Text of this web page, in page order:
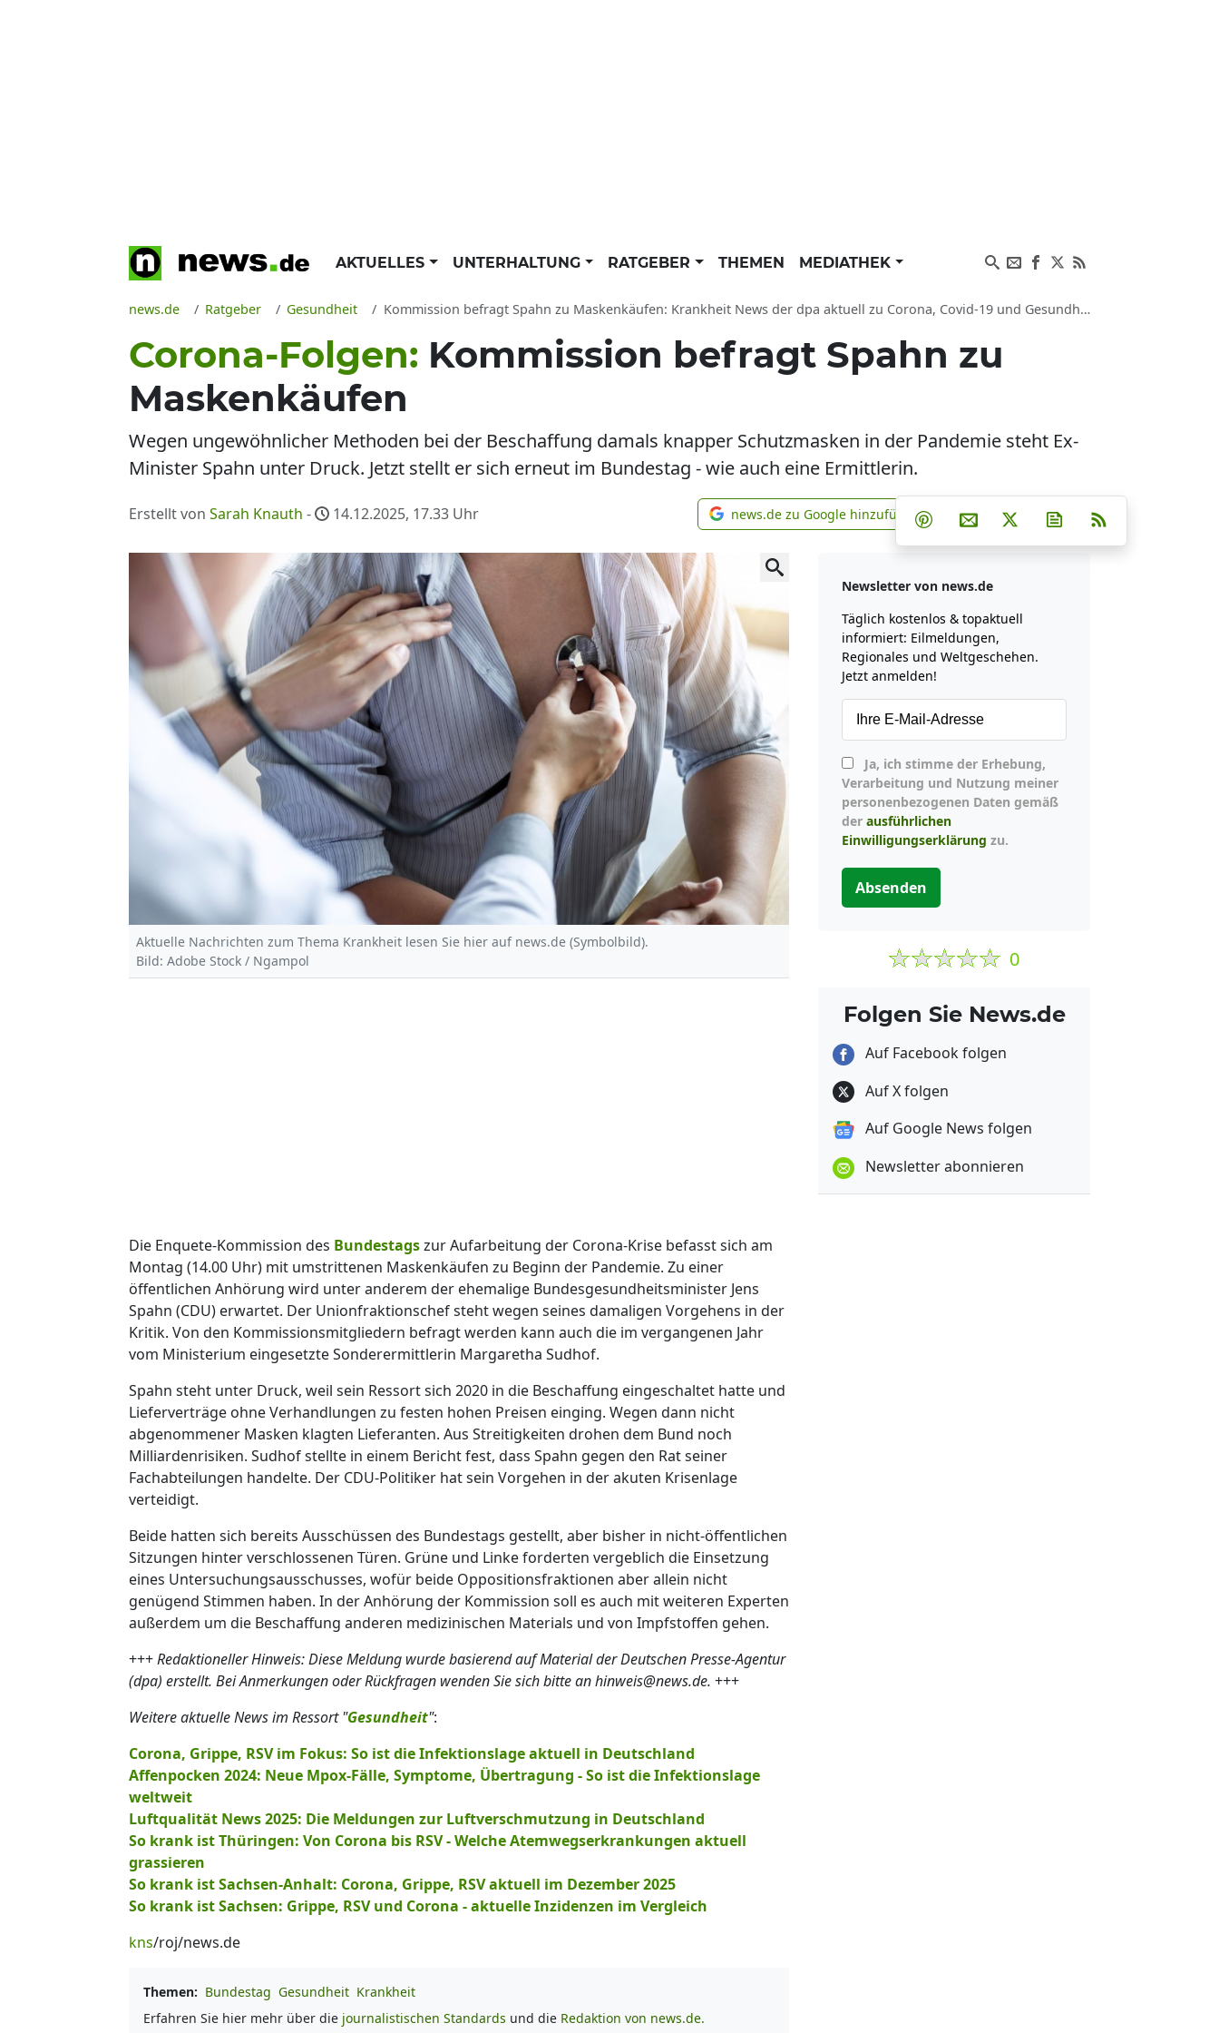
AKTUELLES UNTERHALTUNG RATGEBER THEMEN MEDIATHEK
news.de Ratgeber Gesundheit Kommission befragt Spahn zu Maskenkäufen: Krankheit News der dpa aktuell zu Corona, Covid-19 und Gesundheit
Corona-Folgen: Kommission befragt Spahn zu
Maskenkäufen
Wegen ungewöhnlicher Methoden bei der Beschaffung damals knapper Schutzmasken in der Pandemie steht Ex-
Minister Spahn unter Druck. Jetzt stellt er sich erneut im Bundestag - wie auch eine Ermittlerin.
Erstellt von Sarah Knauth - 14.12.2025, 17.33 Uhr news.de zu Google hinzufügen
news.de zu Google hinzufügen Teilen auf Facebook
Teilen auf Whatsapp
Teilen auf Telegram
Teilen auf Pinterest
Per E-Mail teilen
Post auf XNewsletter
Aktuelle Nachrichten zum Thema Krankheit lesen Sie hier auf news.de (Symbolbild).
Bild: Adobe Stock / Ngampol
Die Enquete-Kommission des Bundestagszur Aufarbeitung der Corona-Krise befasst sich am
Montag (14.00 Uhr) mit umstrittenen Maskenkäufen zu Beginn der Pandemie. Zu einer
öffentlichen Anhörung wird unter anderem der ehemalige Bundesgesundheitsminister Jens
Spahn (CDU) erwartet. Der Unionfraktionschef steht wegen seines damaligen Vorgehens in der
Kritik. Von den Kommissionsmitgliedern befragt werden kann auch die im vergangenen Jahr
vom Ministerium eingesetzte Sonderermittlerin Margaretha Sudhof.
Spahn steht unter Druck, weil sein Ressort sich 2020 in die Beschaffung eingeschaltet hatte und
Lieferverträge ohne Verhandlungen zu festen hohen Preisen einging. Wegen dann nicht
abgenommener Masken klagten Lieferanten. Aus Streitigkeiten drohen dem Bund noch
Milliardenrisiken. Sudhof stellte in einem Bericht fest, dass Spahn gegen den Rat seiner
Fachabteilungen handelte. Der CDU-Politiker hat sein Vorgehen in der akuten Krisenlage
verteidigt.
Beide hatten sich bereits Ausschüssen des Bundestags gestellt, aber bisher in nicht-öffentlichen
Sitzungen hinter verschlossenen Türen. Grüne und Linke forderten vergeblich die Einsetzung
eines Untersuchungsausschusses, wofür beide Oppositionsfraktionen aber allein nicht
genügend Stimmen haben. In der Anhörung der Kommission soll es auch mit weiteren Experten
außerdem um die Beschaffung anderen medizinischen Materials und von Impfstoffen gehen.
+++Redaktioneller Hinweis: Diese Meldung wurde basierend auf Material der Deutschen Presse-Agentur
(dpa) erstellt. Bei Anmerkungen oder Rückfragen wenden Sie sich bitte an hinweis@news.de. +++
Weitere aktuelle News im Ressort "Gesundheit":
Corona, Grippe, RSV im Fokus: So ist die Infektionslage aktuell in Deutschland
Affenpocken 2024: Neue Mpox-Fälle, Symptome, Übertragung - So ist die Infektionslage
weltweit
Luftqualität News 2025: Die Meldungen zur Luftverschmutzung in Deutschland
So krank ist Thüringen: Von Corona bis RSV - Welche Atemwegserkrankungen aktuell
grassieren
So krank ist Sachsen-Anhalt: Corona, Grippe, RSV aktuell im Dezember 2025
So krank ist Sachsen: Grippe, RSV und Corona - aktuelle Inzidenzen im Vergleich
kns/roj/news.de
Themen: Bundestag Gesundheit Krankheit
Erfahren Sie hier mehr über die journalistischen Standards und die Redaktion von news.de.
Newsletter von news.de
Täglich kostenlos & topaktuell
informiert: Eilmeldungen,
Regionales und Weltgeschehen.
Jetzt anmelden!
Verarbeitung und Nutzung meiner
personenbezogenen Daten gemäß
der ausführlichen
Einwilligungserklärung zu.
Absenden
0
Folgen Sie News.de
Auf Facebook folgen
Auf X folgen
Auf Google News folgen
Newsletter abonnieren